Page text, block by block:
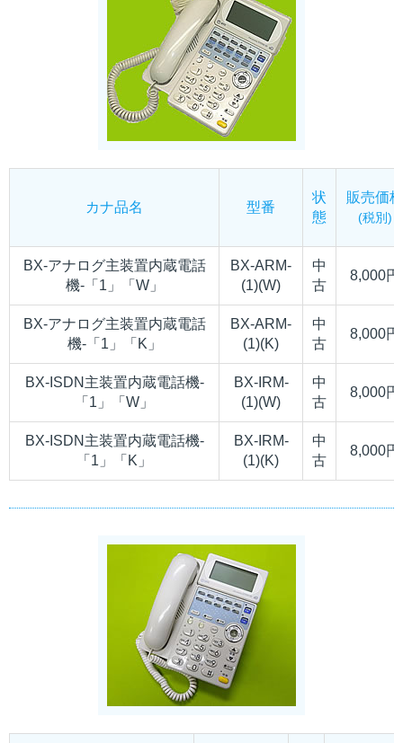
カナ品名 型番
状
態
販売価格
(税別)
BX-アナログ主装置内蔵電話
機-「1」「W」
BX-ARM-
(1)(W)
中
古
8,000円
BX-アナログ主装置内蔵電話
機-「1」「K」
BX-ARM-
(1)(K)
中
古
8,000円
BX-ISDN主装置内蔵電話機-
「1」「W」
BX-IRM-
(1)(W)
中
古
8,000円
BX-ISDN主装置内蔵電話機-
「1」「K」
BX-IRM-
(1)(K)
中
古
8,000円